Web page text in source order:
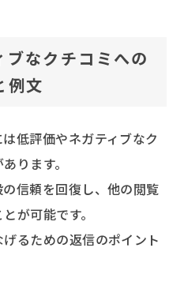
なクチコミへの
例文
低評価やネガティブなク
ります。
信頼を回復し、他の閲覧
が可能です。
るための返信のポイント